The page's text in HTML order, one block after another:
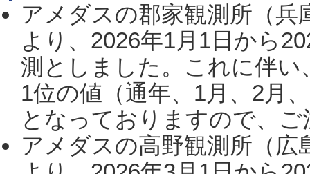
アメダスの郡家観測所（
より、2026年1月1日から
測としました。これに伴い
1位の値（通年、1月、2月
となっておりますので、
アメダスの高野観測所（